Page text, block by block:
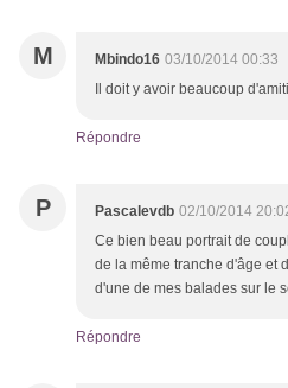
M Mbindo16 03/10/2014 00:33
Il doit y avoir beaucoup
Répondre
P Pascalevdb 02/10/2014
Ce bien beau portrait de
de la même tranche d'âge et
d'une de mes balades sur le
Répondre